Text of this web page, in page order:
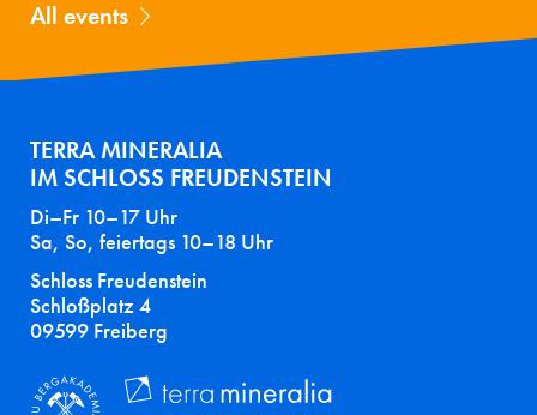
All events
TERRA MINERALIA
IM SCHLOSS FREUDENSTEIN
Di–Fr 10–17 Uhr
Sa, So, feiertags 10–18 Uhr
Schloss Freudenstein
Schloßplatz 4
09599 Freiberg